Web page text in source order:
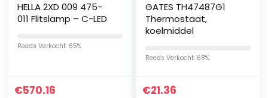
HELLA 2XD 009 475-
011 Flitslamp – C-LED
Reeds Verkocht: 65%
€570.16
GATES TH47487G1
Thermostaat,
koelmiddel
Reeds Verkocht: 68%
€21.36